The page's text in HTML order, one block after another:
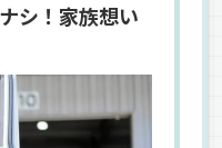
シ！家族想い